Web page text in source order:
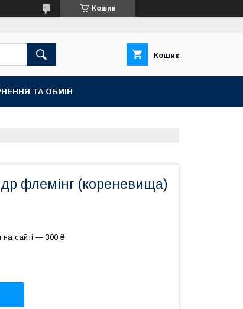
Кошик
Кошик
ТА ОБМІН
флемінг (кореневища)
на сайті — 300 ₴